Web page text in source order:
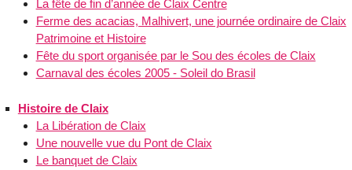
La fête de fin d’année de Claix Centre
Ferme des acacias, Malhivert, une journée ordinaire de Claix
Patrimoine et Histoire
Fête du sport organisée par le Sou des écoles de Claix
Carnaval des écoles 2005 - Soleil do Brasil
Histoire de Claix
La Libération de Claix
Une nouvelle vue du Pont de Claix
Le banquet de Claix